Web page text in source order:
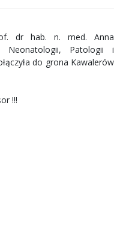
dr hab. n. med. Anna
Neonatologii, Patologii i
do grona Kawalerów
!!!